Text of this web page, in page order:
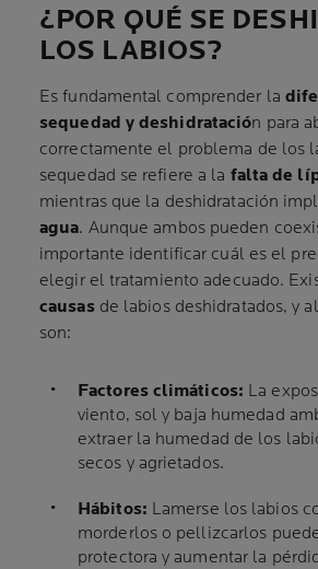
¿POR QUÉ SE
LOS LABIOS?
Es fundamental comprender la
sequedad y deshidratación para
correctamente el problema de los
sequedad se refiere a la falta de
mientras que la deshidratación
agua. Aunque ambos pueden
importante identificar cuál es el
elegir el tratamiento adecuado.
causasde labios deshidratados, y
son:
Factores climáticos: La
viento, sol y baja humedad
extraer la humedad de los
secos y agrietados.
Hábitos: Lamerse los labios
morderlos o pellizcarlos
protectora y aumentar la